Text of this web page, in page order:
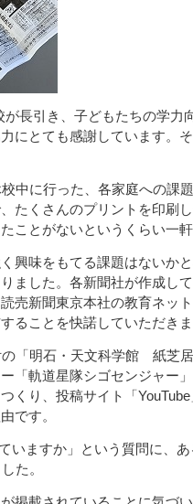
長引き、子どもたちの学力
にとても感謝しています。
中に行った、各家庭への課
たくさんのプリントを印刷
ことがないというくらい一軒
興味をもてる課題はないか
ました。各新聞社が作成し
売新聞東京本社の教育ネッ
ることを快諾していただきま
「明石・天文科学館 紙芝
「軌道星隊シゴセンジャー
くり、投稿サイト「
です。
いますか」という質問に、
た。